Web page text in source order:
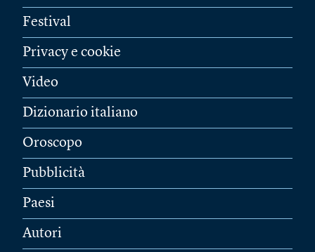
Festival
Privacy e cookie
Video
Dizionario italiano
Oroscopo
Pubblicità
Paesi
Autori